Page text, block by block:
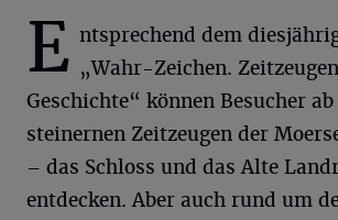
E ntsprechend dem
„Wahr-Zeichen.
Geschichte“ können Besucher ab
steinernen Zeitzeugen der
– das Schloss und das Alte
entdecken. Aber auch rund um